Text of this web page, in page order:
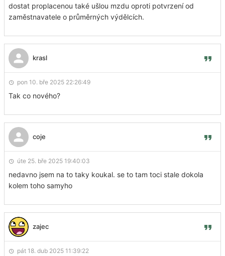
dostat proplacenou také ušlou mzdu oproti potvrzení od
zaměstnavatele o průměrných výdělcích.
krasl
pon 10. bře 2025 22:26:49
Tak co nového?
coje
úte 25. bře 2025 19:40:03
nedavno jsem na to taky koukal. se to tam toci stale dokola
kolem toho samyho
zajec
pát 18. dub 2025 11:39:22